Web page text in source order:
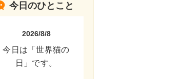
今日のひとこと
2026/8/8
今日は「世界猫の
日」です。